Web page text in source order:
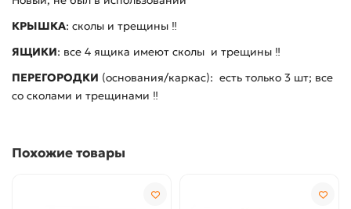
КРЫШКА: сколы и трещины ‼️
ЯЩИКИ: все 4 ящика имеют сколы и трещины ‼️
ПЕРЕГОРОДКИ (основания/каркас): есть только 3 шт; все
со сколами и трещинами ‼️
Похожие товары